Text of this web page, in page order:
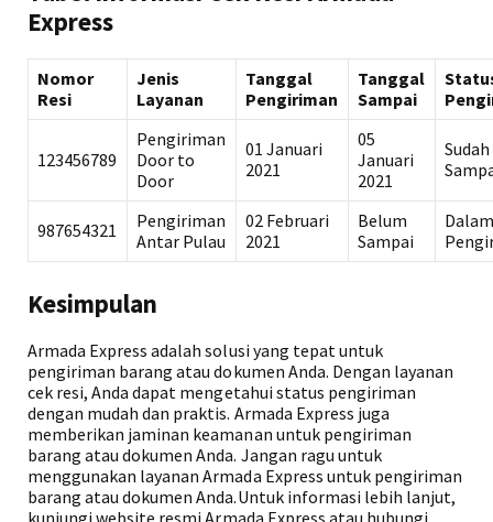
Express
Nomor
Resi
Jenis
Layanan
Tanggal
Pengiriman
Tanggal
Sampai
123456789
Pengiriman
Door to
Door
01 Januari
2021
05
Januari
2021
Sudah
987654321
Pengiriman
Antar Pulau
02 Februari
2021
Belum
Sampai
Kesimpulan
Armada Express adalah solusi yang tepat untuk
pengiriman barang atau dokumen Anda. Dengan layanan
cek resi, Anda dapat mengetahui status pengiriman
dengan mudah dan praktis. Armada Express juga
memberikan jaminan keamanan untuk pengiriman
barang atau dokumen Anda. Jangan ragu untuk
menggunakan layanan Armada Express untuk pengiriman
barang atau dokumen Anda.Untuk informasi lebih lanjut,
kunjungi website resmi Armada Express atau hubungi